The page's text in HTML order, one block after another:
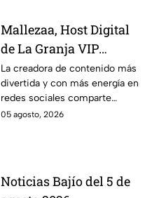
Mallezaa, Host Digital
de La Granja VIP
Segunda Temporada,
revela que se puede
esperar del reality
próximamente
La creadora de contenido más
divertida y con más energía en
redes sociales comparte
detalles asombrosos que serán
05 agosto, 2026
Noticias Bajío del 5 de